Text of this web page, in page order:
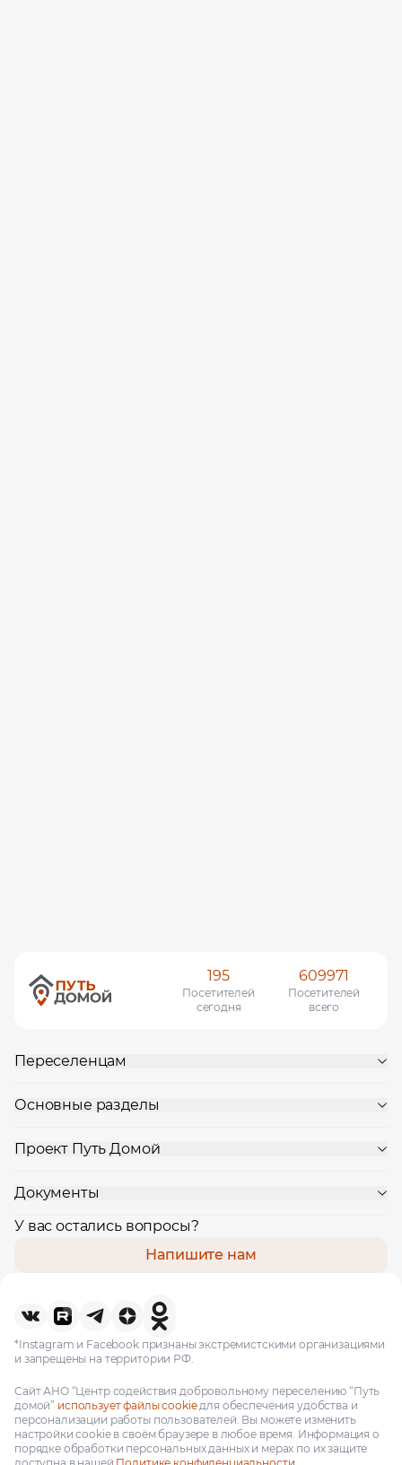
195
Посетителей
сегодня
609971
Посетителей
всего
Переселенцам
Основные разделы
Проект Путь Домой
Документы
У вас остались вопросы?
Напишите нам
*Instagram и Facebook признаны экстремистскими организациями
и запрещены на территории РФ.
Сайт АНО “Центр содействия добровольному переселению “Путь
домой” использует файлы cookieдля обеспечения удобства и
персонализации работы пользователей. Вы можете изменить
настройки cookie в своём браузере в любое время. Информация о
порядке обработки персональных данных и мерах по их защите